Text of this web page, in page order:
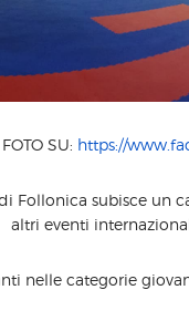
SU: https://
Follonica subisce un
altri eventi
nelle categorie